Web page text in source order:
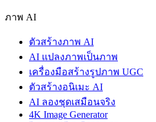
ภาพ AI
ตัวสร้างภาพ AI
AI แปลงภาพเป็นภาพ
เครื่องมือสร้างรูปภาพ UGC
ตัวสร้างอนิเมะ AI
AI ลองชุดเสมือนจริง
4K Image Generator